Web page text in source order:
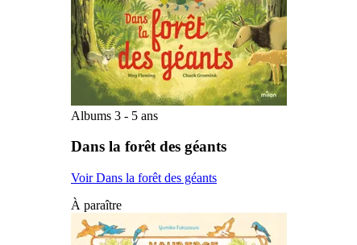
Albums 3 - 5 ans
Dans la forêt des géants
Voir Dans la forêt des géants
À paraître